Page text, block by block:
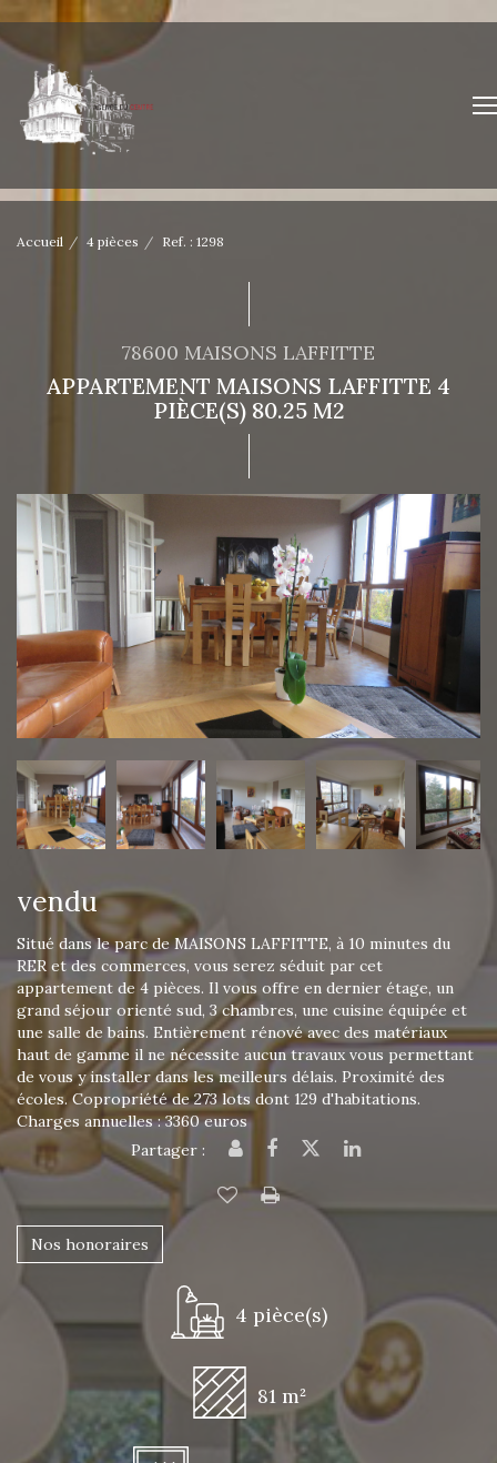
Accueil 4 pièces Ref. : 1298
78600 MAISONS LAFFITTE
APPARTEMENT MAISONS LAFFITTE 4
PIÈCE(S) 80.25 M2
vendu
Situé dans le parc de MAISONS LAFFITTE, à 10 minutes du
RER et des commerces, vous serez séduit par cet
appartement de 4 pièces. Il vous offre en dernier étage, un
grand séjour orienté sud, 3 chambres, une cuisine équipée et
une salle de bains. Entièrement rénové avec des matériaux
haut de gamme il ne nécessite aucun travaux vous permettant
de vous y installer dans les meilleurs délais. Proximité des
écoles. Copropriété de 273 lots dont 129 d'habitations.
Charges annuelles : 3360 euros
Partager :
Nos honoraires
4 pièce(s)
81 m²